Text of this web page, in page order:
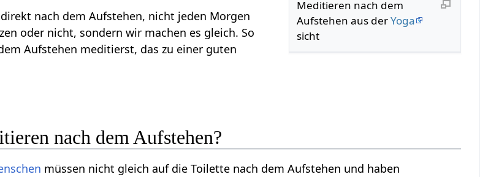
Meditieren nach dem
Aufstehen aus derYoga
sicht
nach dem Aufstehen, nicht jeden Morgen
oder nicht, sondern wir machen es gleich. So
Aufstehen meditierst, das zu einer guten
nach dem Aufstehen?
müssen nicht gleich auf die Toilette nach dem Aufstehen und haben